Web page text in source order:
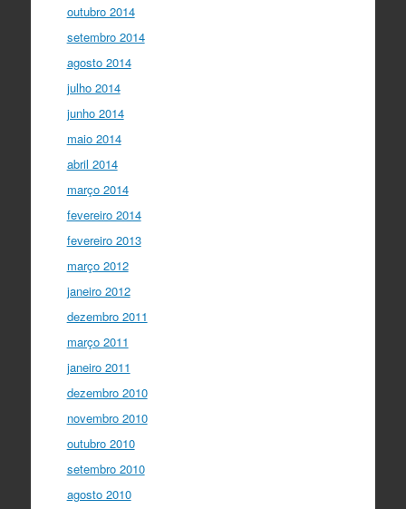
outubro 2014
setembro 2014
agosto 2014
julho 2014
junho 2014
maio 2014
abril 2014
março 2014
fevereiro 2014
fevereiro 2013
março 2012
janeiro 2012
dezembro 2011
março 2011
janeiro 2011
dezembro 2010
novembro 2010
outubro 2010
setembro 2010
agosto 2010